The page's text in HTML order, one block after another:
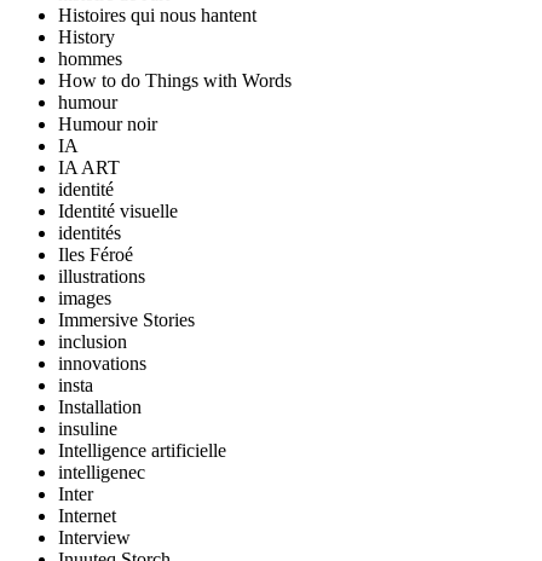
Histoires qui nous hantent
History
hommes
How to do Things with Words
humour
Humour noir
IA
IA ART
identité
Identité visuelle
identités
Iles Féroé
illustrations
images
Immersive Stories
inclusion
innovations
insta
Installation
insuline
Intelligence artificielle
intelligenec
Inter
Internet
Interview